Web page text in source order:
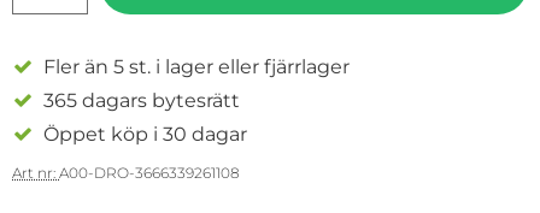
Fler än 5 st. i lager eller fjärrlager
365 dagars bytesrätt
Öppet köp i 30 dagar
Art nr: A00-DRO-3666339261108